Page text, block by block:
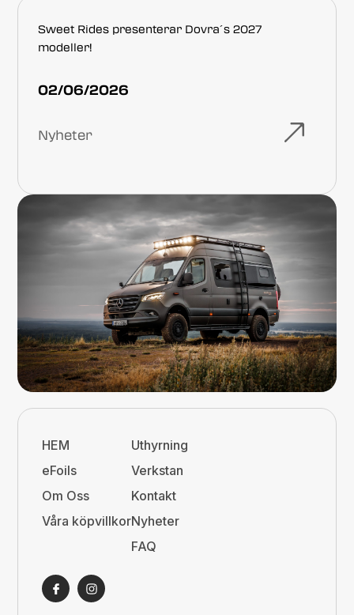
Sweet Rides presenterar Dovra´s 2027
modeller!
02/06/2026
Nyheter
HEM
eFoils
Om Oss
Våra köpvillkor
Uthyrning
Verkstan
Kontakt
Nyheter
FAQ